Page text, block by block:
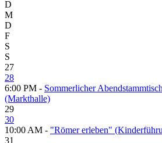
D
M
D
F
S
S
27
28
6:00 PM - Sommerlicher
(Markthalle)
29
30
10:00 AM - "Römer erleben"
31